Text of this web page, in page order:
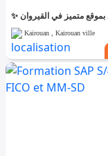
Kairouan , Kairouan ville